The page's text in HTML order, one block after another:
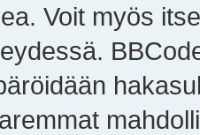
Voit myös